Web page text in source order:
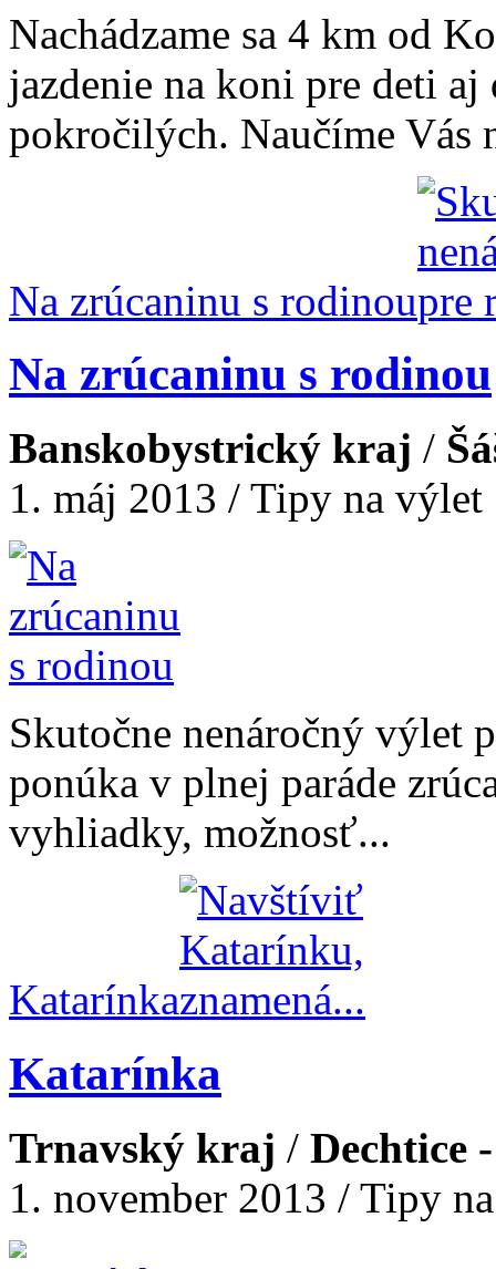
Nachádzame sa 4 km od
jazdenie na koni pre deti
pokročilých. Naučíme Vás
Na zrúcaninu s rodinou
Na zrúcaninu s rodinou
Banskobystrický kraj /
1. máj 2013 / Tipy na výlet
Skutočne nenáročný výlet
ponúka v plnej paráde
vyhliadky, možnosť...
Katarínka
Katarínka
Trnavský kraj / Dechtice
1. november 2013 / Tipy